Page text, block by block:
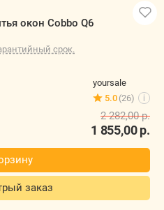
окон Cobbo Q6
срок.
yoursale
5.0 (26) i
1 855,00р.
2 282,00р.
заказ